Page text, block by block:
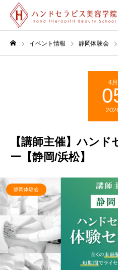
イベント情報 静岡体験会
4月
【講師主催】ハン
ー【静岡/浜松】
静岡体験会